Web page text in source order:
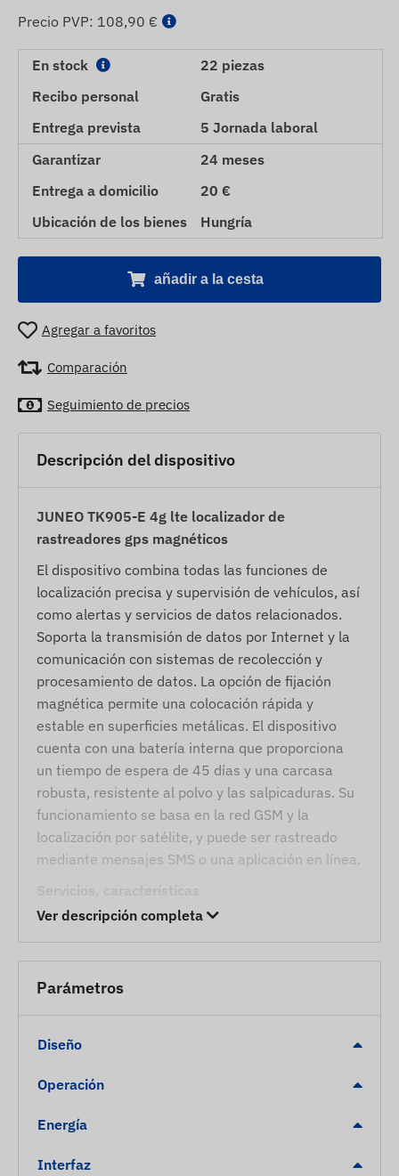
Precio PVP: 108,90 €
En stock
22 piezas
Recibo personal
Gratis
Entrega prevista
5 Jornada laboral
Garantizar
24 meses
Entrega a domicilio
20 €
Ubicación de los bienes
Hungría
añadir a la cesta
Agregar a favoritos
Comparación
Seguimiento de precios
Descripción del dispositivo
JUNEO TK905-E 4g lte localizador de
rastreadores gps magnéticos
El dispositivo combina todas las funciones de
localización precisa y supervisión de vehículos, así
como alertas y servicios de datos relacionados.
Soporta la transmisión de datos por Internet y la
comunicación con sistemas de recolección y
procesamiento de datos. La opción de fijación
magnética permite una colocación rápida y
estable en superficies metálicas. El dispositivo
cuenta con una batería interna que proporciona
un tiempo de espera de 45 días y una carcasa
robusta, resistente al polvo y las salpicaduras. Su
funcionamiento se basa en la red GSM y la
localización por satélite, y puede ser rastreado
mediante mensajes SMS o una aplicación en línea.
Comunicación entre el dispositivo y su
Configuración de funcionamiento, consulta de
ajustable
Ver descripción completa
Parámetros
Diseño
Operación
Energía
Interfaz